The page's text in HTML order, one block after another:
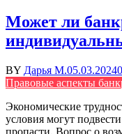
Может ли
BY Дарья М.05.03.2024
Правовые аспекты
Экономические
условия могут